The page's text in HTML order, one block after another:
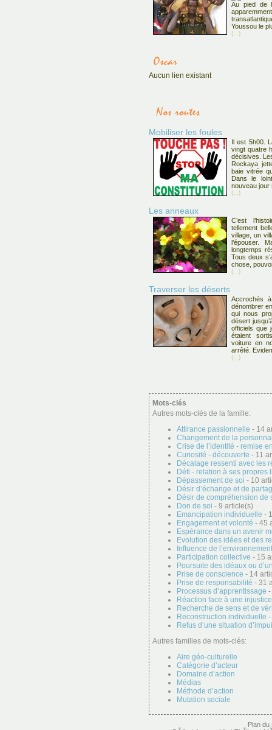
Au pied de
Youssou le
(...)
Aucun lien existant
Mobiliser les foules
Il est 5h00.
vingt quatre
décisives.
Rockaya
baie vitrée
Dans le
nouveau jour
(...)
Les anneaux
C’est
tellement
village, un
l’épouser.
longtemps
Tous deux
chose,
(...)
Traverser les déserts
Accrochés
dénombrer
qui nous
désert
officiels que
étaient
voiture en
arrêté.
(...)
Mots-clés
Autres mots-clés de la famille:
Attirance passionnelle - 14
Changement de la
Crise de l’identité - remise
Curiosité - découverte - 11
Décalage ressenti avec les
Défi - relation à ses propres
Dépassement de soi - 10
Désir d’échange et de
Désir de compréhension de
Don de soi - 9 article(s)
Emancipation individuelle -
Engagement et volonté - 45
Espérance dans un avenir
Evolution des idées et des
Influence de
Participation collective - 15
Poursuite des idéaux ou
Prise de conscience - 14
Prise de responsabilité - 31
Processus d’apprentissage -
Réaction face à une injustice
Recherche de sens et de
Reconstruction individuelle -
Refus d’une situation
Autres familles de mots-clés:
Aire géo-culturelle
Catégorie d’acteur
Domaine d’action
Médias
Méthode d’action
Mutation sociale
Plan du